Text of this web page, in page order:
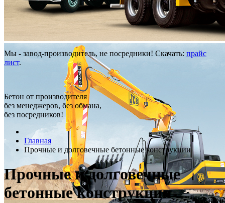
Мы - завод-производитель, не посредники! Скачать: прайс
лист.
Бетон от производителя
без менеджеров, без обмана,
без посредников!
Главная
Прочные и долговечные бетонные конструкции
Прочные и долговечные
бетонные конструкции